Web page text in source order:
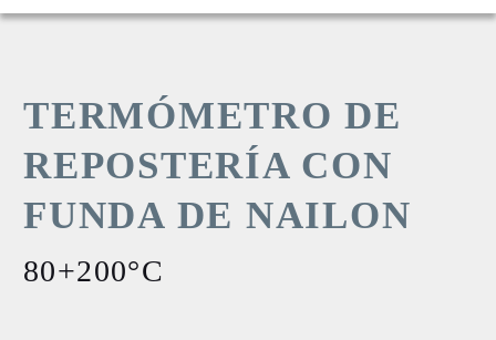
TERMÓMETRO DE
REPOSTERÍA CON
FUNDA DE NAILON
80+200°C